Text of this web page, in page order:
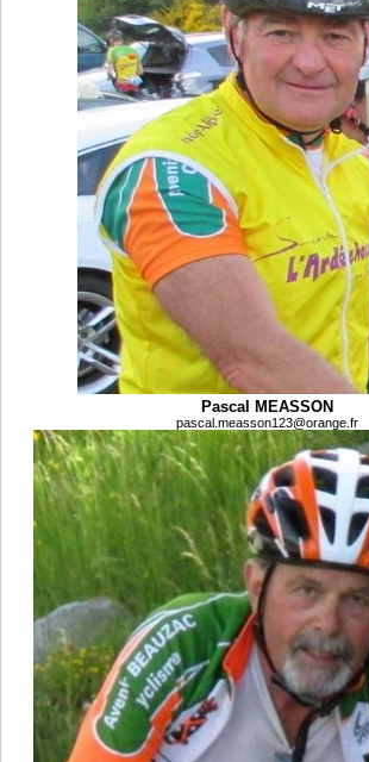
Pascal MEASSON
pascal.measson123@orange.fr